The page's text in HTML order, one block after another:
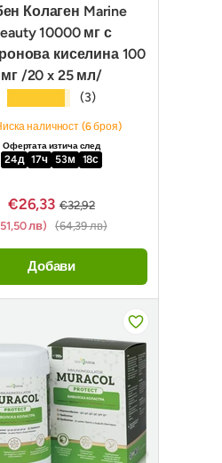
Колаген Marine
10000 мг с
киселина 100
мг /20 x 25 мл/
(3)
наличност (6 броя)
Офертата изтича след
24д 17ч 53м 17с
€26,33 €32,92
лв) (64,39 лв)
Добави